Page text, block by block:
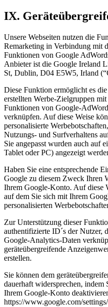
IX.
Unsere Webseiten nutzen die
Remarketing in Verbindung mit
Funktionen von Google
Anbieter ist die Google Ireland
St, Dublin, D04 E5W5, Irland
Diese Funktion ermöglicht es
erstellten Werbe-Zielgruppen
Funktionen von Google-
verknüpfen. Auf diese Weise
personalisierte
Nutzungs- und Surfverhaltens
Sie angepasst wurden auch auf
Tablet oder PC) angezeigt
Haben Sie eine entsprechende
Google zu diesem Zweck Ihren
Ihrem Google-Konto. Auf diese
auf dem Sie sich mit Ihrem
personalisierten
Zur Unterstützung dieser
authentifizierte ID´s der Nutzer,
Google-Analytics-Daten
geräteübergreifende
erstellen.
Sie können dem
dauerhaft widersprechen, indem
Ihrem Google-Konto
https://www.google.com/